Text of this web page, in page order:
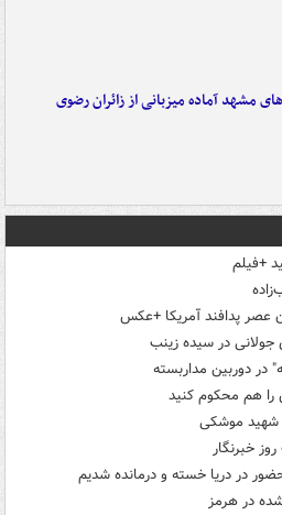
مشهد آماده میزبانی از زائران رضوی
+فیلم
در سیده زینب
را هم محکوم کنید
شهید موشکی
خبرنگار
در هرمز